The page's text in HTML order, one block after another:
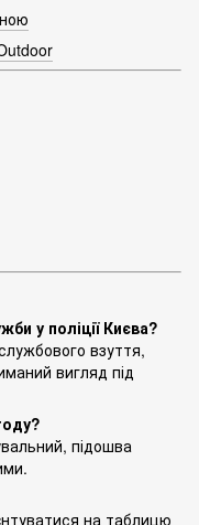
у поліції Києва?
взуття,
вигляд під
підошва
на таблицю